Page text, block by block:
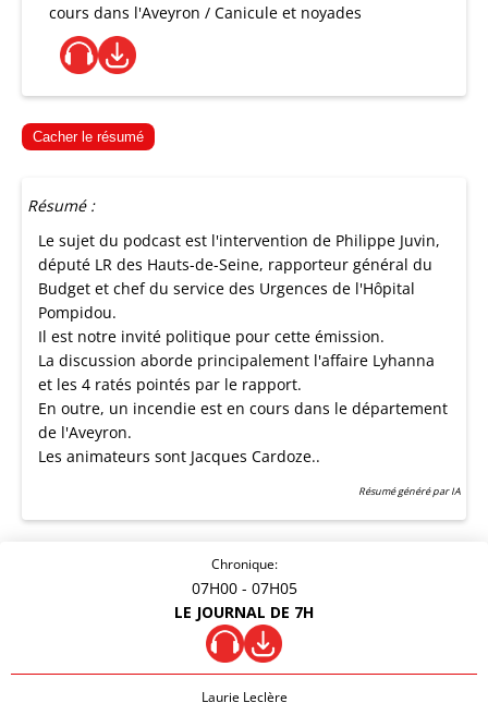
cours dans l'Aveyron / Canicule et noyades
Cacher le résumé
Résumé :
Le sujet du podcast est l'intervention de Philippe Juvin,
député LR des Hauts-de-Seine, rapporteur général du
Budget et chef du service des Urgences de l'Hôpital
Pompidou.
Il est notre invité politique pour cette émission.
La discussion aborde principalement l'affaire Lyhanna
et les 4 ratés pointés par le rapport.
En outre, un incendie est en cours dans le département
de l'Aveyron.
Les animateurs sont Jacques Cardoze..
Résumé généré par IA
Chronique:
07H00 - 07H05
LE JOURNAL DE 7H
Laurie Leclère